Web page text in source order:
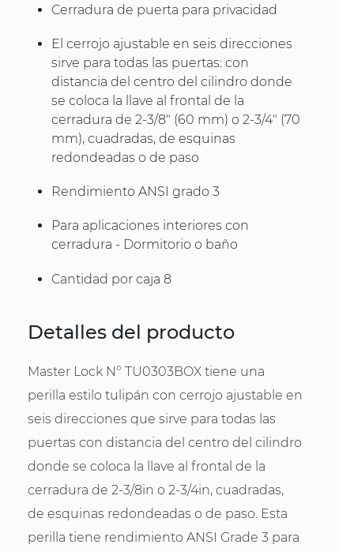
Cerradura de puerta para privacidad
El cerrojo ajustable en seis direcciones
sirve para todas las puertas: con
distancia del centro del cilindro donde
se coloca la llave al frontal de la
cerradura de 2-3/8" (60 mm) o 2-3/4" (70
mm), cuadradas, de esquinas
redondeadas o de paso
Rendimiento ANSI grado 3
Para aplicaciones interiores con
cerradura - Dormitorio o baño
Cantidad por caja 8
Detalles del producto
Master Lock N° TU0303BOX tiene una
perilla estilo tulipán con cerrojo ajustable en
seis direcciones que sirve para todas las
puertas con distancia del centro del cilindro
donde se coloca la llave al frontal de la
cerradura de 2-3/8in o 2-3/4in, cuadradas,
de esquinas redondeadas o de paso. Esta
perilla tiene rendimiento ANSI Grade 3 para